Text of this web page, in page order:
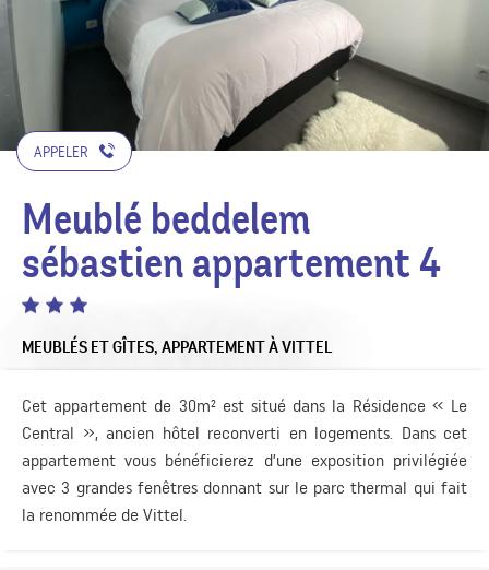
APPELER
Meublé beddelem
sébastien appartement 4
MEUBLÉS ET GÎTES, APPARTEMENTÀ VITTEL
Cet appartement de 30m² est situé dans la Résidence « Le
Central », ancien hôtel reconverti en logements. Dans cet
appartement vous bénéficierez d’une exposition privilégiée
avec 3 grandes fenêtres donnant sur le parc thermal qui fait
la renommée de Vittel.